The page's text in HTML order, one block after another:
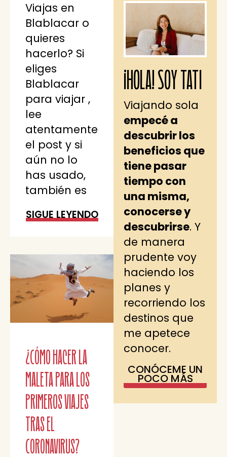
Viajas en
Blablacar o
quieres
hacerlo? Si
eliges
Blablacar
para viajar ,
lee
atentamente
el post y si
aún no lo
has usado,
también es
SIGUE LEYENDO
¿Cómo hacer la
maleta para los
primeros viajes
tras el
Coronavirus?
¡HOLA! SOY TATI
Viajando sola
empecé a
descubrir los
beneficios que
tiene pasar
tiempo con
una misma,
conocerse y
descubrirse. Y
de manera
prudente voy
haciendo los
planes y
recorriendo los
destinos que
me apetece
conocer.
CONÓCEME UN
POCO MÁS